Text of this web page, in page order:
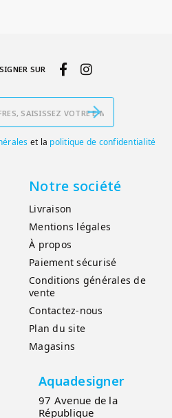
et la politique de confidentialité
SUR
Notre société
Livraison
Mentions légales
À propos
Paiement sécurisé
Conditions générales de
vente
Contactez-nous
Plan du site
Magasins
Aquadesigner
97 Avenue de la
République